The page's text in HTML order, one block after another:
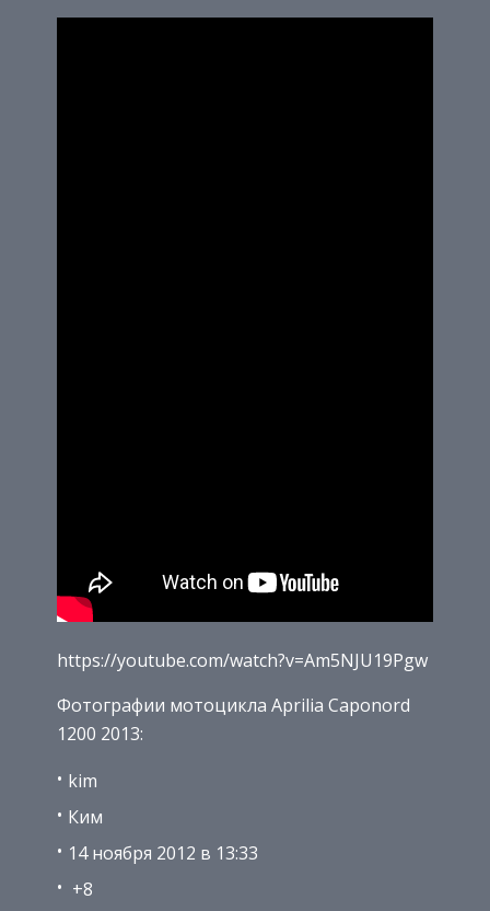
https://youtube.com/watch?v=Am5NJU19Pgw
Фотографии мотоцикла Aprilia Caponord
1200 2013:
kim
Ким
14 ноября 2012 в 13:33
+8